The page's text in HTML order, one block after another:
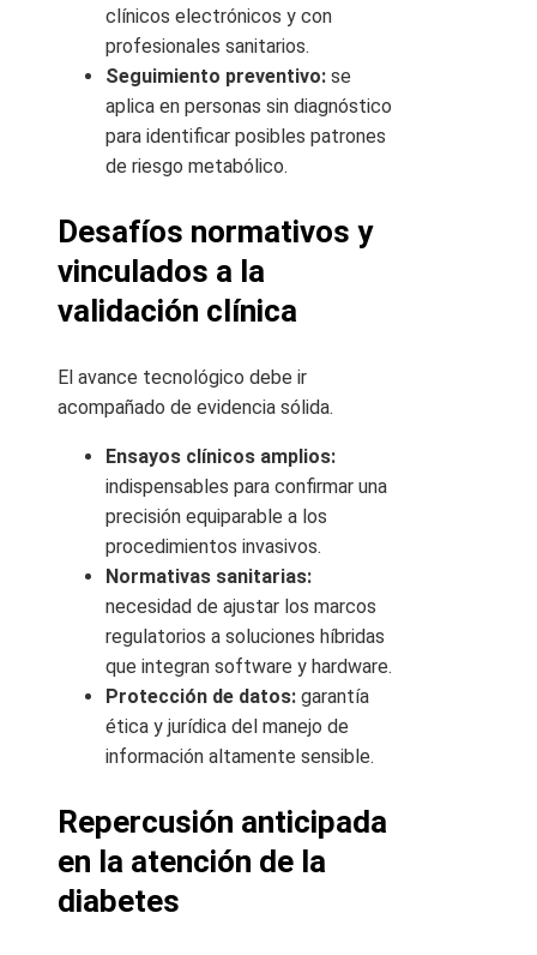
clínicos electrónicos y con
profesionales sanitarios.
Seguimiento preventivo: se
aplica en personas sin diagnóstico
para identificar posibles patrones
de riesgo metabólico.
Desafíos normativos y
vinculados a la
validación clínica
El avance tecnológico debe ir
acompañado de evidencia sólida.
Ensayos clínicos amplios:
indispensables para confirmar una
precisión equiparable a los
procedimientos invasivos.
Normativas sanitarias:
necesidad de ajustar los marcos
regulatorios a soluciones híbridas
que integran software y hardware.
Protección de datos: garantía
ética y jurídica del manejo de
información altamente sensible.
Repercusión anticipada
en la atención de la
diabetes